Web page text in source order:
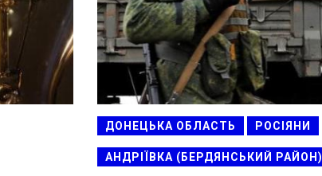
ДОНЕЦЬКА ОБЛАСТЬ РОСІЯНИ
АНДРІЇВКА (БЕРДЯНСЬКИЙ РАЙОН)